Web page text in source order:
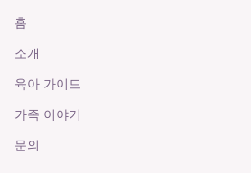
홈
소개
육아 가이드
가족 이야기
문의